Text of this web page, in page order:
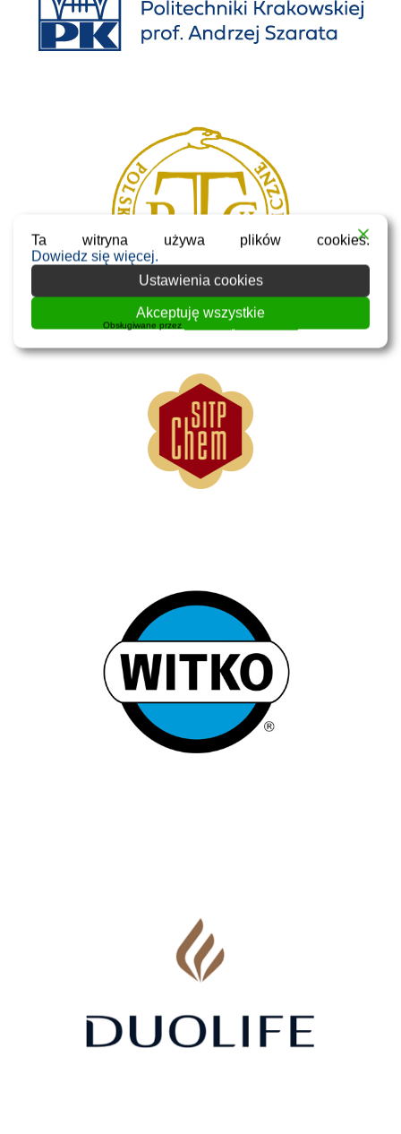
Ta witryna używa plików cookies.
Dowiedz się więcej.
Ustawienia cookies
Akceptuję wszystkie
Obsługiwane przez WPLP Compliance Platform